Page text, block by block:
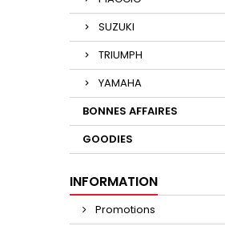
SUZUKI
TRIUMPH
YAMAHA
BONNES AFFAIRES
GOODIES
INFORMATION
Promotions